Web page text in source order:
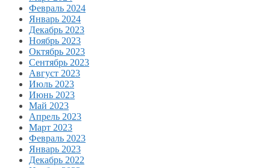
Февраль 2024
Январь 2024
Декабрь 2023
Ноябрь 2023
Октябрь 2023
Сентябрь 2023
Август 2023
Июль 2023
Июнь 2023
Май 2023
Апрель 2023
Март 2023
Февраль 2023
Январь 2023
Декабрь 2022